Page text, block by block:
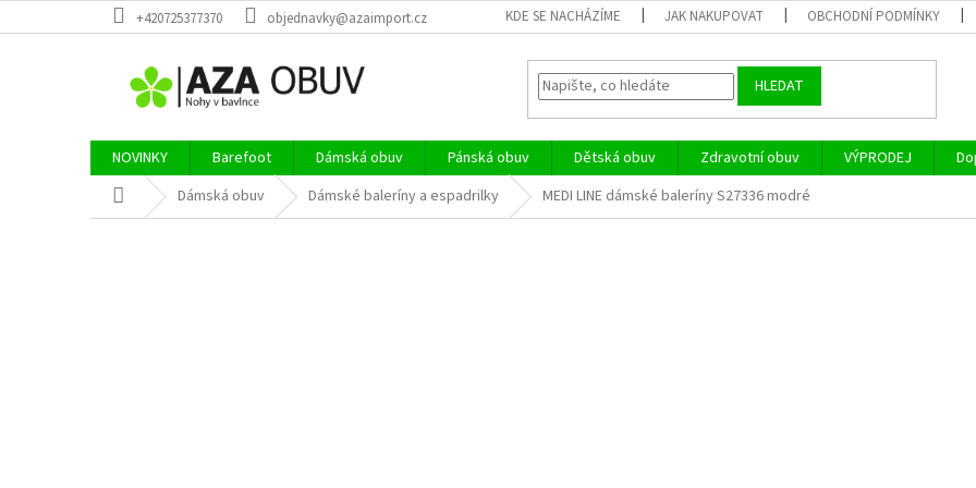
na
+420725377370 objednavky@azaimport.cz KDE SE NACHÁZÍME JAK NAKUPOVAT OBCHODNÍ PODMÍNKY
HLEDAT
NOVINKY Barefoot Dámská obuv Pánská obuv Dětská obuv Zdravotní obuv VÝPRODEJ
Domů Dámská obuv Dámské baleríny a espadrilky MEDI LINE dámské baleríny S27336 modré